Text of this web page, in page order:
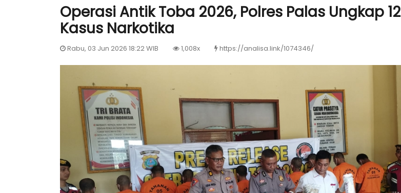
Operasi Antik Toba 2026, Polres Palas Ungkap 12
Kasus Narkotika
Rabu, 03 Jun 2026 18:22 WIB 1,008x https://analisa.link/1074346/